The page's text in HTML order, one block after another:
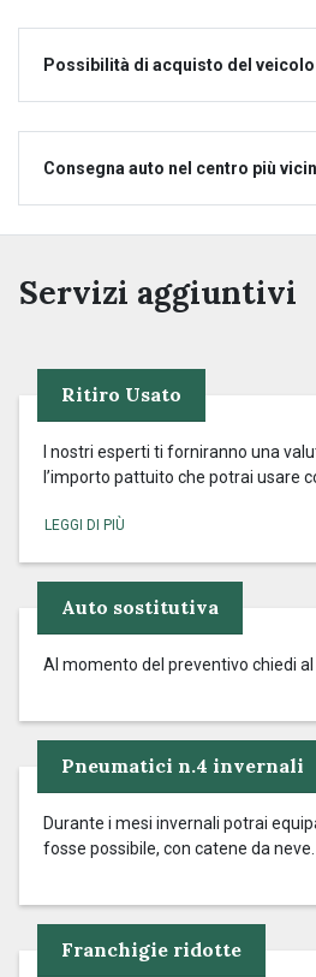
Possibilità di acquisto del
Consegna auto nel centro più
Servizi aggiuntivi
Ritiro Usato
I nostri esperti ti forniranno una
l’importo pattuito che potrai usare
Auto sostitutiva
Al momento del preventivo chiedi
Pneumatici n.4 invernali
Durante i mesi invernali potrai
fosse possibile, con catene da neve.
Franchigie ridotte